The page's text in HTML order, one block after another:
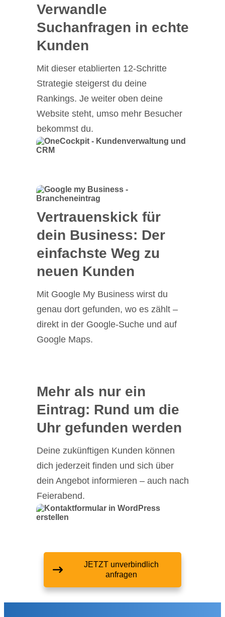
Verwandle
Suchanfragen in echte
Kunden
Mit dieser etablierten 12-Schritte
Strategie steigerst du deine
Rankings. Je weiter oben deine
Website steht, umso mehr Besucher
bekommst du.
Vertrauenskick für
dein Business: Der
einfachste Weg zu
neuen Kunden
Mit Google My Business wirst du
genau dort gefunden, wo es zählt –
direkt in der Google-Suche und auf
Google Maps.
Mehr als nur ein
Eintrag: Rund um die
Uhr gefunden werden
Deine zukünftigen Kunden können
dich jederzeit finden und sich über
dein Angebot informieren – auch nach
Feierabend.
JETZT unverbindlich
anfragen